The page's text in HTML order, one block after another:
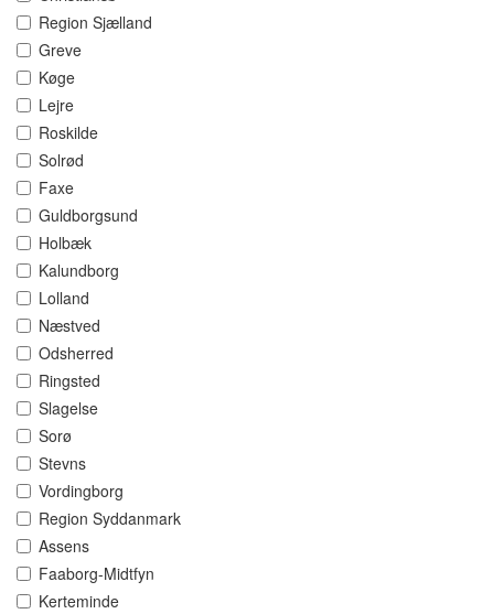
Region Sjælland
Greve
Køge
Lejre
Roskilde
Solrød
Faxe
Guldborgsund
Holbæk
Kalundborg
Lolland
Næstved
Odsherred
Ringsted
Slagelse
Sorø
Stevns
Vordingborg
Region Syddanmark
Assens
Faaborg-Midtfyn
Kerteminde